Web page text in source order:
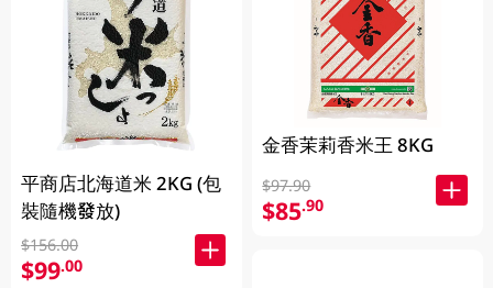
平商店北海道米 2KG (包
裝隨機發放)
$156.00
$99.00
金香茉莉香米王 8KG
$97.90
$85.90